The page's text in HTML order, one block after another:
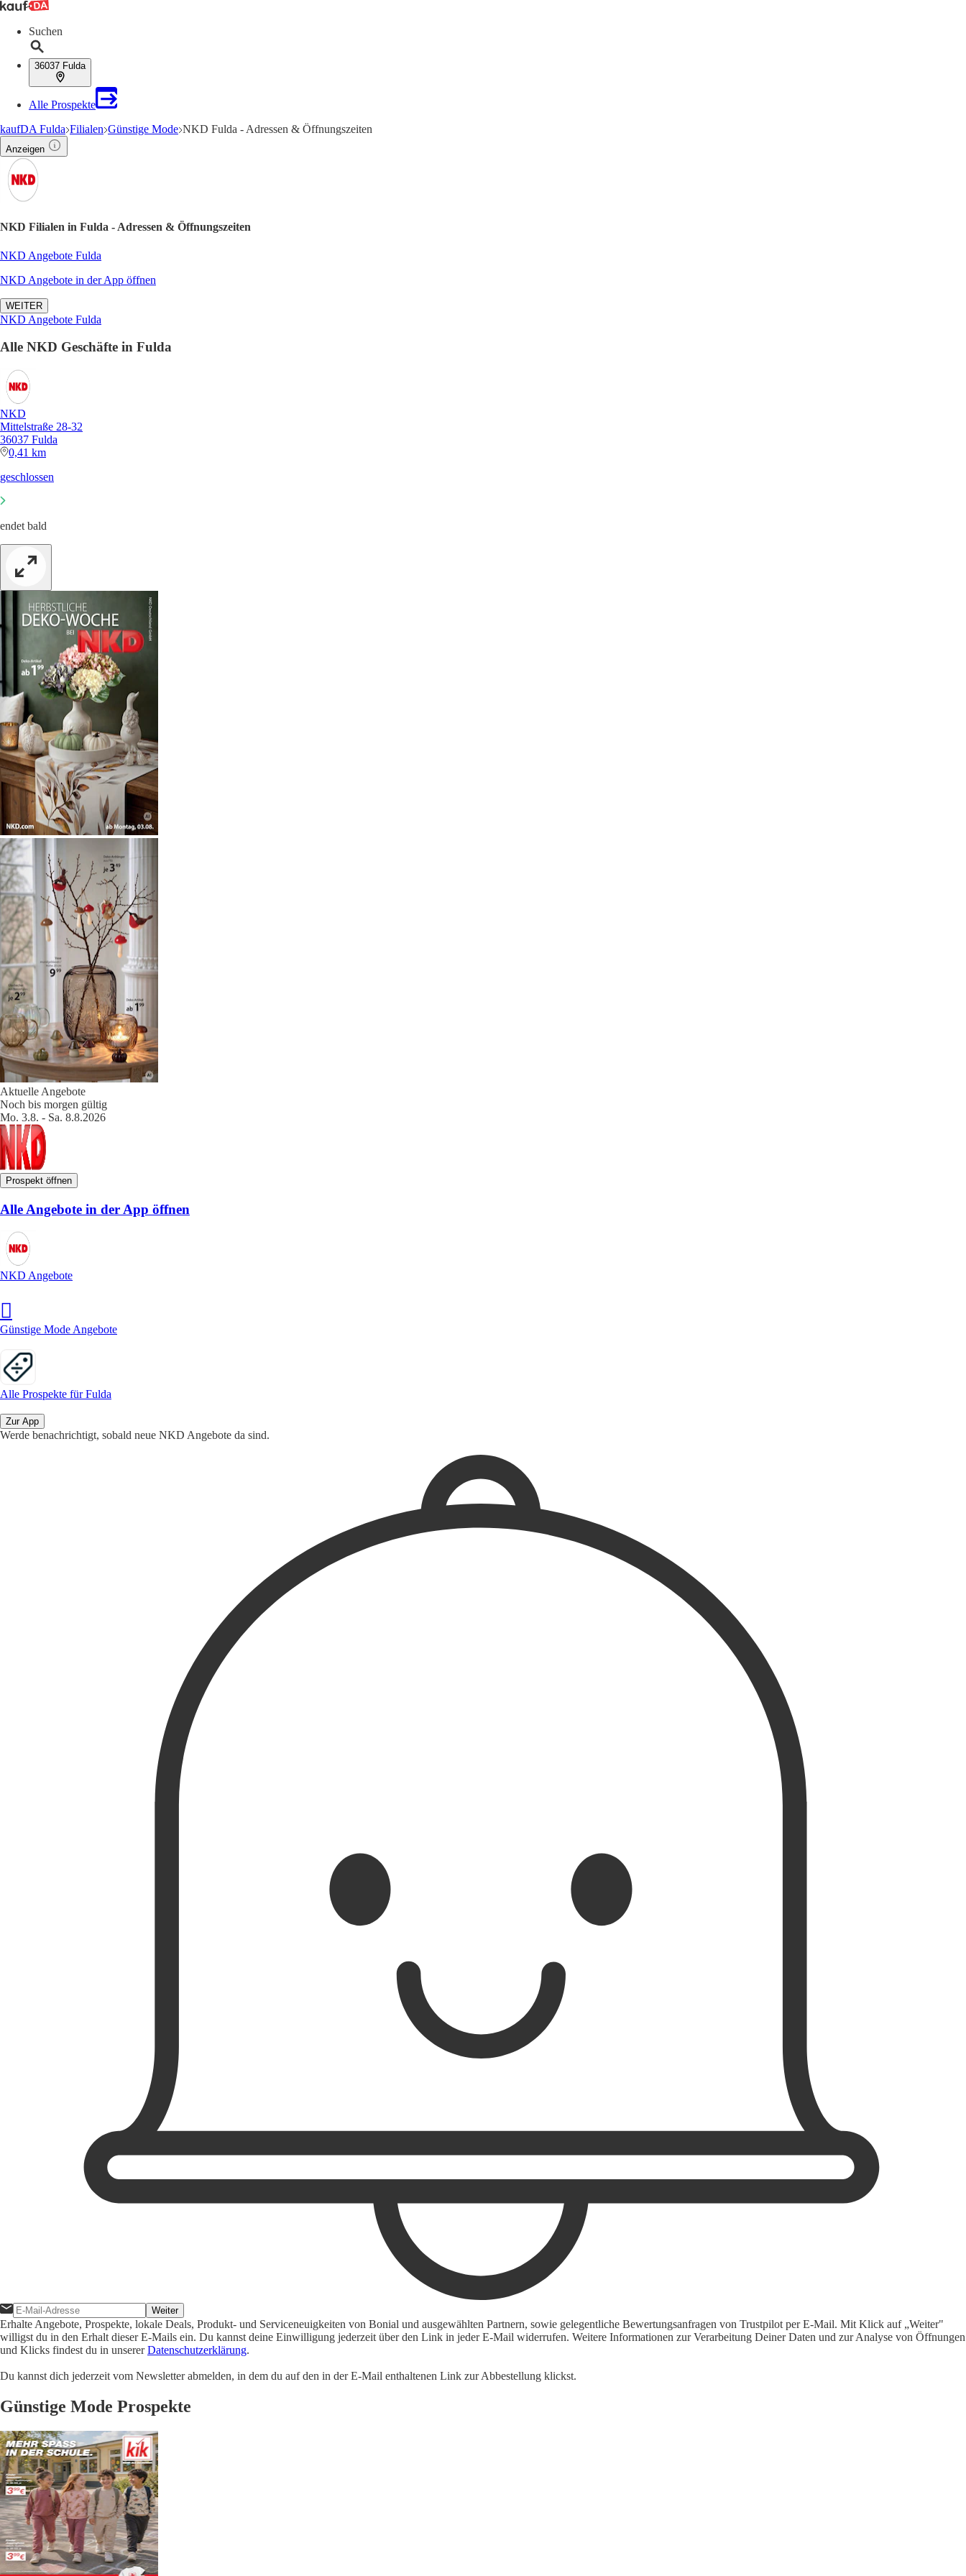
Suchen
36037 Fulda
Alle Prospekte
kaufDA Fulda Filialen Günstige Mode NKD Fulda - Adressen & Öffnungszeiten
Anzeigen
NKD Filialen in Fulda - Adressen & Öffnungszeiten
NKD Angebote Fulda
NKD Angebote in der App öffnen
WEITER
NKD Angebote Fulda
Alle NKD Geschäfte in Fulda
NKD
Mittelstraße 28-32
36037 Fulda
0,41 km
geschlossen
endet bald
Aktuelle Angebote
Noch bis morgen gültig
Mo. 3.8. - Sa. 8.8.2026
Prospekt öffnen
Alle Angebote in der App öffnen
NKD Angebote
Günstige Mode Angebote
Alle Prospekte für Fulda
Zur App
Werde benachrichtigt, sobald neue NKD Angebote da sind.
Weiter
Erhalte Angebote, Prospekte, lokale Deals, Produkt- und Serviceneuigkeiten von Bonial und ausgewählten Partnern, sowie gelegentliche Bewertungsanfragen von Trustpilot per E-Mail. Mit Klick auf „Weiter"
willigst du in den Erhalt dieser E-Mails ein. Du kannst deine Einwilligung jederzeit über den Link in jeder E-Mail widerrufen. Weitere Informationen zur Verarbeitung Deiner Daten und zur Analyse von Öffnungen
und Klicks findest du in unsererDatenschutzerklärung.
Du kannst dich jederzeit vom Newsletter abmelden, in dem du auf den in der E-Mail enthaltenen Link zur Abbestellung klickst.
Günstige Mode Prospekte